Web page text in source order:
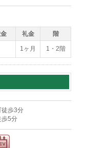
礼金 階
1ヶ月 1・2階
徒歩3分
歩5分